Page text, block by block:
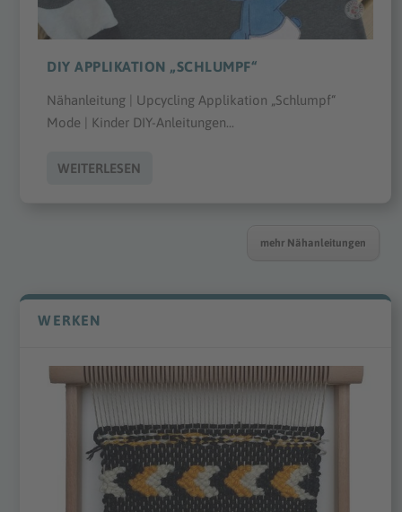
DIY APPLIKATION „SCHLUMPF“
Nähanleitung | Upcycling Applikation „Schlumpf“
Mode | Kinder DIY-Anleitungen...
WEITERLESEN
mehr Nähanleitungen
WERKEN